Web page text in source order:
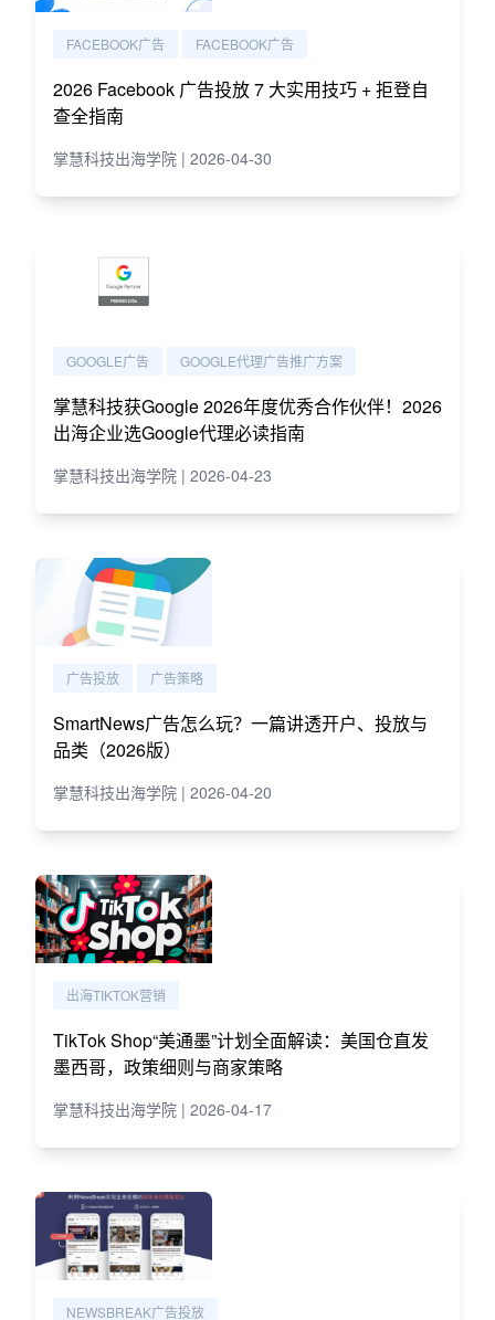
FACEBOOK广告 FACEBOOK广告
2026 Facebook 广告投放 7 大实用技巧 + 拒登自
查全指南
掌慧科技出海学院 | 2026-04-30
GOOGLE广告 GOOGLE代理广告推广方案
掌慧科技获Google 2026年度优秀合作伙伴！2026
出海企业选Google代理必读指南
掌慧科技出海学院 | 2026-04-23
广告投放 广告策略
SmartNews广告怎么玩？一篇讲透开户、投放与
品类（2026版）
掌慧科技出海学院 | 2026-04-20
出海TIKTOK营销
TikTok Shop“美通墨”计划全面解读：美国仓直发
墨西哥，政策细则与商家策略
掌慧科技出海学院 | 2026-04-17
NEWSBREAK广告投放